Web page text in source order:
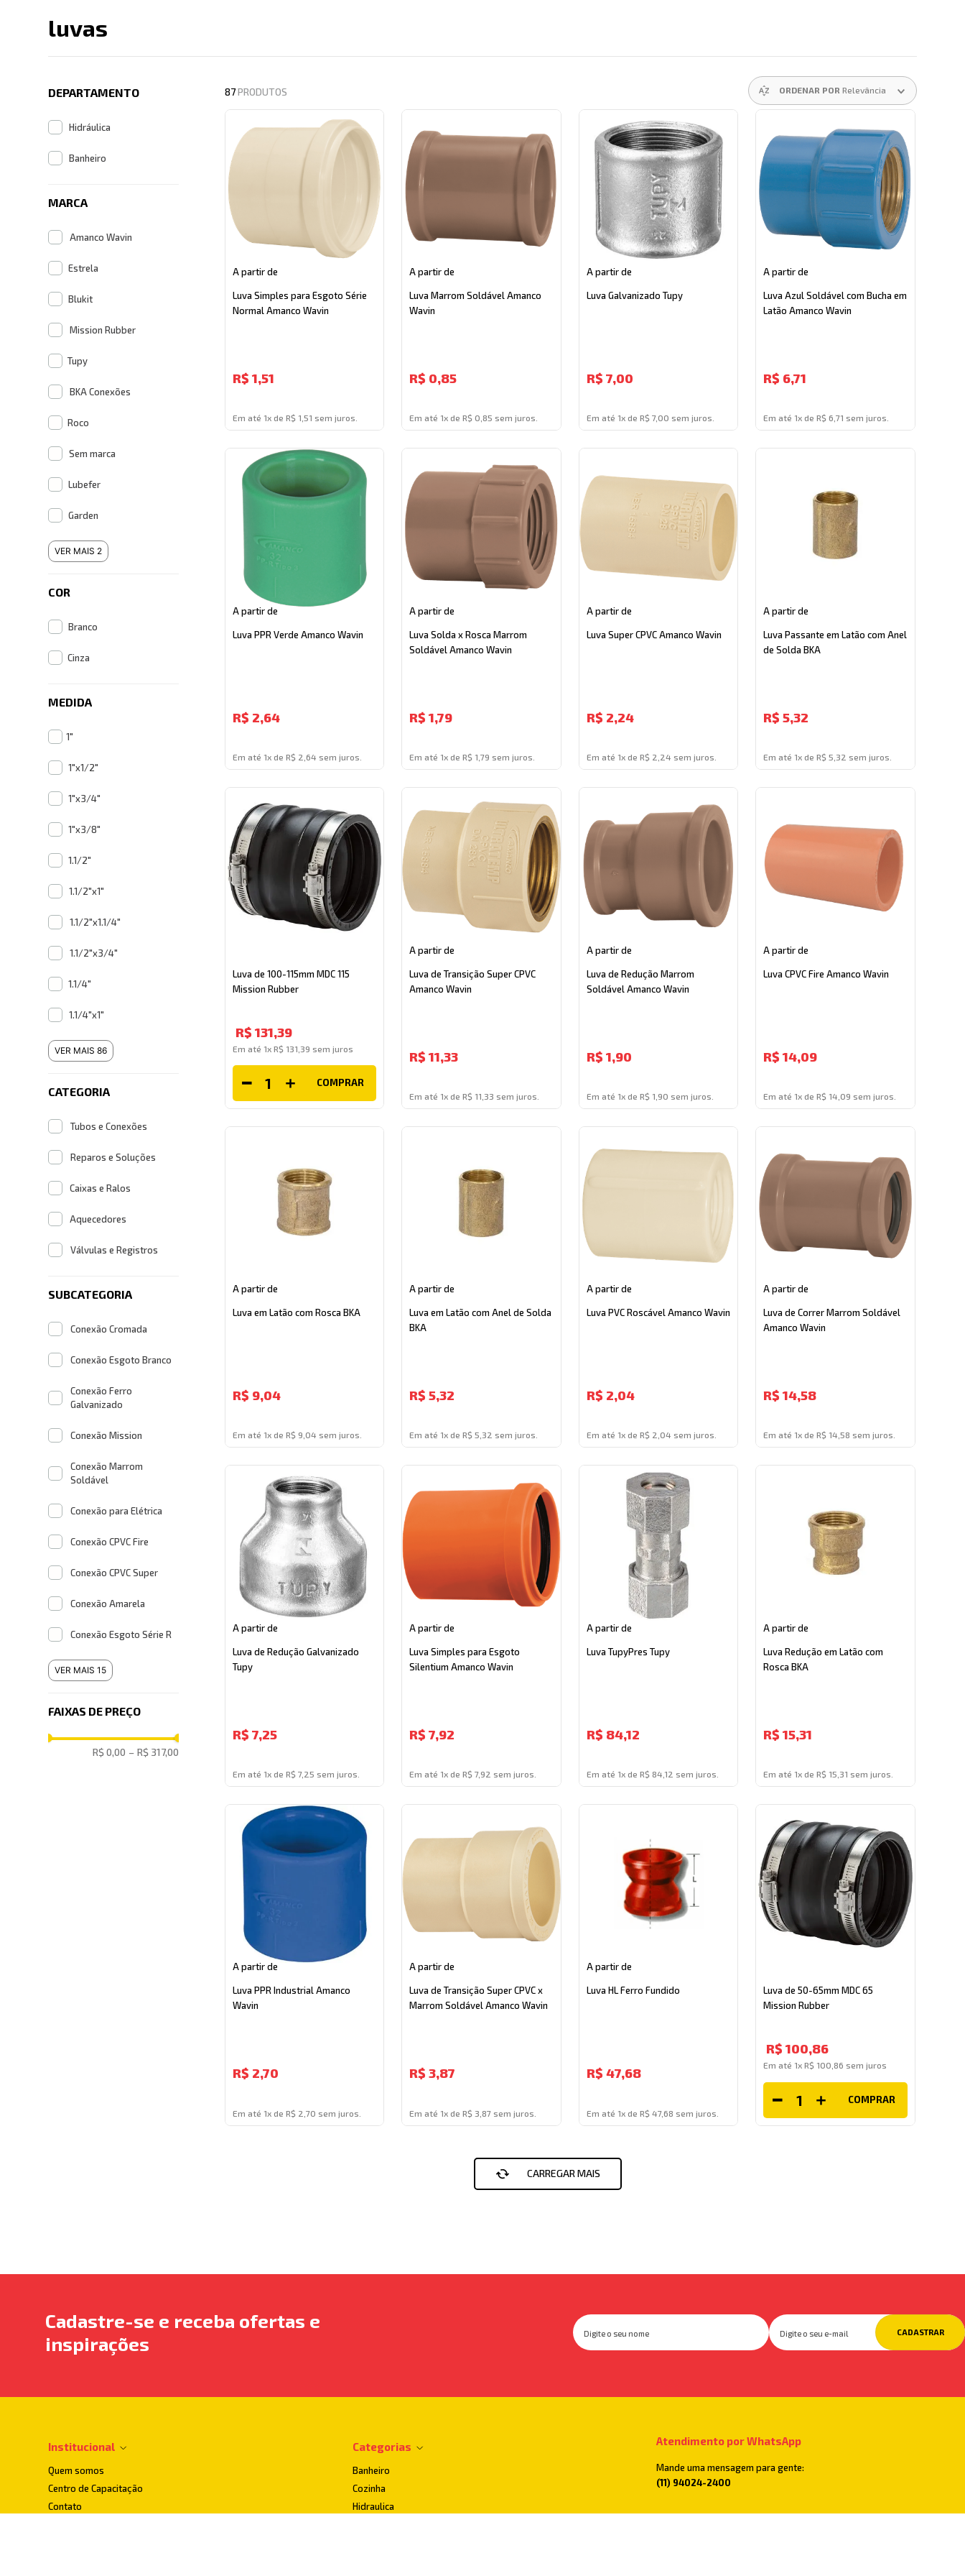
luvas
Descrição search category
DEPARTAMENTO
Hidráulica
Banheiro
MARCA
Amanco Wavin
Estrela
Blukit
Mission Rubber
Tupy
BKA Conexões
Roco
Sem marca
Lubefer
Garden
VER MAIS 2
COR
Branco
Cinza
MEDIDA
1"
1"x1/2"
1"x3/4"
1"x3/8"
1.1/2"
1.1/2"x1"
1.1/2"x1.1/4"
1.1/2"x3/4"
1.1/4"
1.1/4"x1"
VER MAIS 86
CATEGORIA
Tubos e Conexões
Reparos e Soluções
Caixas e Ralos
Aquecedores
Válvulas e Registros
SUBCATEGORIA
Conexão Cromada
Conexão Esgoto Branco
Conexão Ferro
Galvanizado
Conexão Mission
Conexão Marrom
Soldável
Conexão para Elétrica
Conexão CPVC Fire
Conexão CPVC Super
Conexão Amarela
Conexão Esgoto Série R
VER MAIS 15
FAIXAS DE PREÇO
R$ 0,00 – R$ 317,00
87PRODUTOS ORDENAR POR Relevância
Luva Simples para Esgoto Série
Normal Amanco Wavin
A partir de
R$ 1,51
Em até 1x de R$ 1,51 sem juros.
Luva Marrom Soldável Amanco
Wavin
A partir de
R$ 0,85
Em até 1x de R$ 0,85 sem juros.
Luva Galvanizado Tupy
A partir de
R$ 7,00
Em até 1x de R$ 7,00 sem juros.
Luva Azul Soldável com Bucha em
Latão Amanco Wavin
A partir de
R$ 6,71
Em até 1x de R$ 6,71 sem juros.
Luva PPR Verde Amanco Wavin
A partir de
R$ 2,64
Em até 1x de R$ 2,64 sem juros.
Luva Solda x Rosca Marrom
Soldável Amanco Wavin
A partir de
R$ 1,79
Em até 1x de R$ 1,79 sem juros.
Luva Super CPVC Amanco Wavin
A partir de
R$ 2,24
Em até 1x de R$ 2,24 sem juros.
Luva Passante em Latão com Anel
de Solda BKA
A partir de
R$ 5,32
Em até 1x de R$ 5,32 sem juros.
Luva de 100-115mm MDC 115
Mission Rubber
R$ 131,39
Em até 1x R$ 131 39 sem juros
COMPRAR
Luva de Transição Super CPVC
Amanco Wavin
A partir de
R$ 11,33
Em até 1x de R$ 11,33 sem juros.
Luva de Redução Marrom
Soldável Amanco Wavin
A partir de
R$ 1,90
Em até 1x de R$ 1,90 sem juros.
Luva CPVC Fire Amanco Wavin
A partir de
R$ 14,09
Em até 1x de R$ 14,09 sem juros.
Luva em Latão com Rosca BKA
A partir de
R$ 9,04
Em até 1x de R$ 9,04 sem juros.
Luva em Latão com Anel de Solda
BKA
A partir de
R$ 5,32
Em até 1x de R$ 5,32 sem juros.
Luva PVC Roscável Amanco Wavin
A partir de
R$ 2,04
Em até 1x de R$ 2,04 sem juros.
Luva de Correr Marrom Soldável
Amanco Wavin
A partir de
R$ 14,58
Em até 1x de R$ 14,58 sem juros.
Luva de Redução Galvanizado
Tupy
A partir de
R$ 7,25
Em até 1x de R$ 7,25 sem juros.
Luva Simples para Esgoto
Silentium Amanco Wavin
A partir de
R$ 7,92
Em até 1x de R$ 7,92 sem juros.
Luva TupyPres Tupy
A partir de
R$ 84,12
Em até 1x de R$ 84,12 sem juros.
Luva Redução em Latão com
Rosca BKA
A partir de
R$ 15,31
Em até 1x de R$ 15,31 sem juros.
Luva PPR Industrial Amanco
Wavin
A partir de
R$ 2,70
Em até 1x de R$ 2,70 sem juros.
Luva de Transição Super CPVC x
Marrom Soldável Amanco Wavin
A partir de
R$ 3,87
Em até 1x de R$ 3,87 sem juros.
Luva HL Ferro Fundido
A partir de
R$ 47,68
Em até 1x de R$ 47,68 sem juros.
Luva de 50-65mm MDC 65
Mission Rubber
R$ 100,86
Em até 1xR$ 100 86 sem juros
COMPRAR
Cadastre-se e receba ofertas e
inspirações
CADASTRAR
Institucional
Quem somos
Centro de Capacitação
Contato
Categorias
Banheiro
Cozinha
Hidraulica
Atendimento por WhatsApp
Mande uma mensagem para gente:
(11) 94024-2400